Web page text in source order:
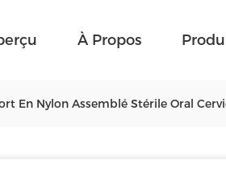
À Propos
En Nylon Assemblé Stérile Oral